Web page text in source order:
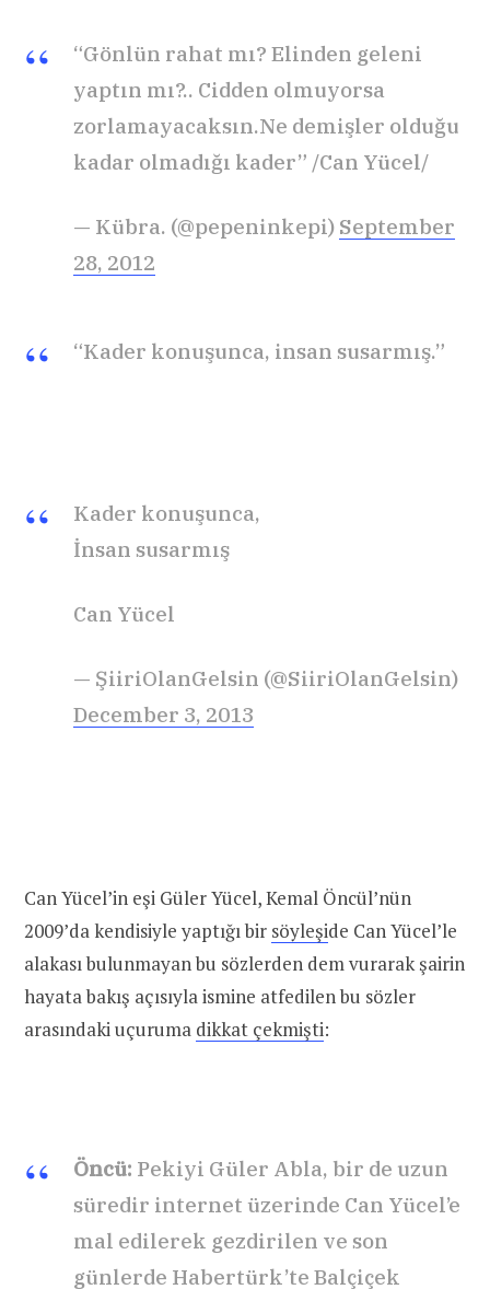
“Gönlün rahat mı? Elinden geleni
yaptın mı?.. Cidden olmuyorsa
zorlamayacaksın.Ne demişler olduğu
kadar olmadığı kader” /Can Yücel/
— Kübra. (@pepeninkepi) September
28, 2012
“Kader konuşunca, insan susarmış.”
Kader konuşunca,
İnsan susarmış
Can Yücel
— ŞiiriOlanGelsin (@SiiriOlanGelsin)
December 3, 2013
Can Yücel’in eşi Güler Yücel, Kemal Öncül’nün
2009’da kendisiyle yaptığı bir söyleşide Can Yücel’le
alakası bulunmayan bu sözlerden dem vurarak şairin
hayata bakış açısıyla ismine atfedilen bu sözler
arasındaki uçuruma dikkat çekmişti:
Öncü: Pekiyi Güler Abla, bir de uzun
süredir internet üzerinde Can Yücel’e
mal edilerek gezdirilen ve son
günlerde Habertürk’te Balçiçek